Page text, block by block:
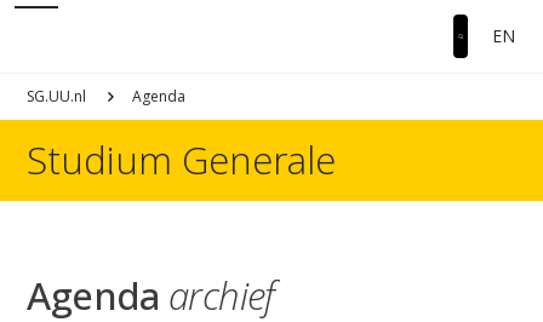
EN
SG.UU.nl Agenda
Studium Generale
Agenda archief